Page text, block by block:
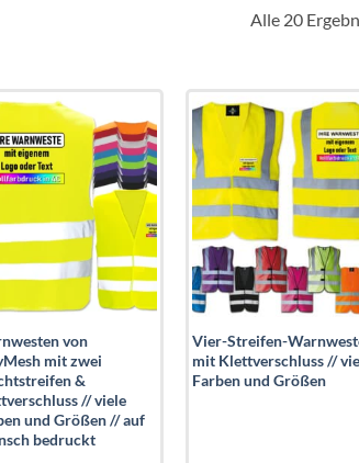
Alle 20
wishlist
von
mit zwei
&
// viele
und Größen // auf
bedruckt
Add to
Vier-Streifen-
mit Klettverschluss //
Farben und Größen